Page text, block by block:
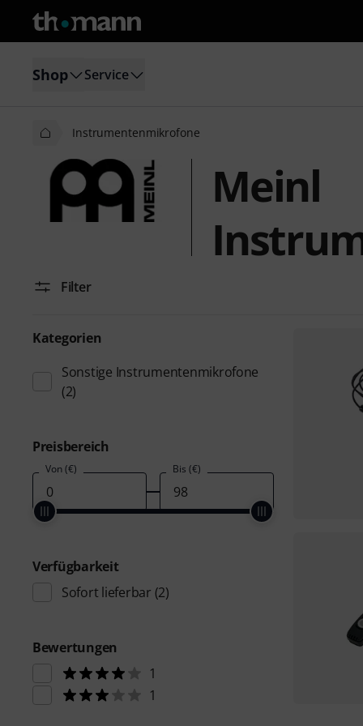
Shop Service
Instrumentenmikrofone
Meinl
Filter
Kategorien
Sonstige Instrumentenmikrofone
(2)
Preisbereich
Von (€) Bis (€)
Verfügbarkeit
Sofort lieferbar (2)
Bewertungen
1
1